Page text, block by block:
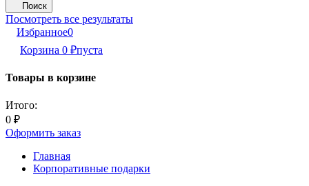
Поиск
Посмотреть все результаты
Избранное0
Корзина 0 ₽пуста
Товары в корзине
Итого:
0 ₽
Оформить заказ
Главная
Корпоративные подарки